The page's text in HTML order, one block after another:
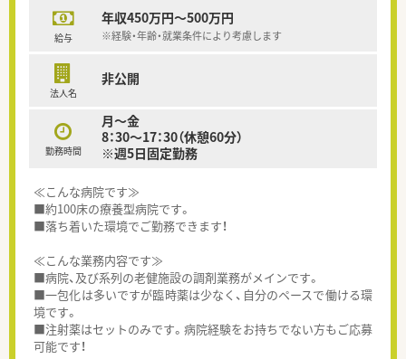
給与
年収450万円～500万円
※経験・年齢・就業条件により考慮します
法人名
非公開
勤務時間
月～金
8：30～17：30（休憩60分）
※週5日固定勤務
≪こんな病院です≫
■約100床の療養型病院です。
■落ち着いた環境でご勤務できます！
≪こんな業務内容です≫
■病院、及び系列の老健施設の調剤業務がメインです。
■一包化は多いですが臨時薬は少なく、自分のペースで働ける環
境です。
■注射薬はセットのみです。病院経験をお持ちでない方もご応募
可能です！